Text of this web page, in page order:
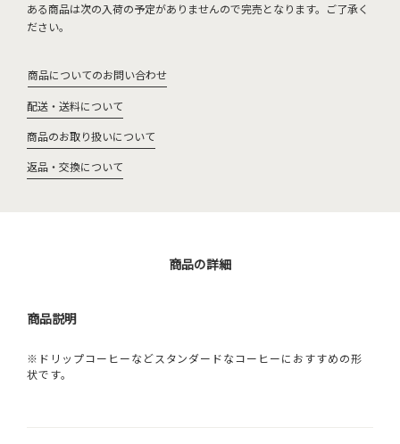
ある商品は次の入荷の予定がありませんので完売となります。ご了承く
ださい。
商品についてのお問い合わせ
配送・送料について
商品のお取り扱いについて
返品・交換について
商品の詳細
商品説明
※ドリップコーヒーなどスタンダードなコーヒーにおすすめの形
状です。